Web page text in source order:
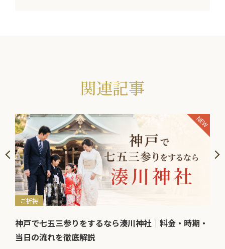
関連記事
NEW
ご祈祷
NEW
神戸で七五三参りをするなら湊川神社｜料金・時期・
当日の流れを徹底解説